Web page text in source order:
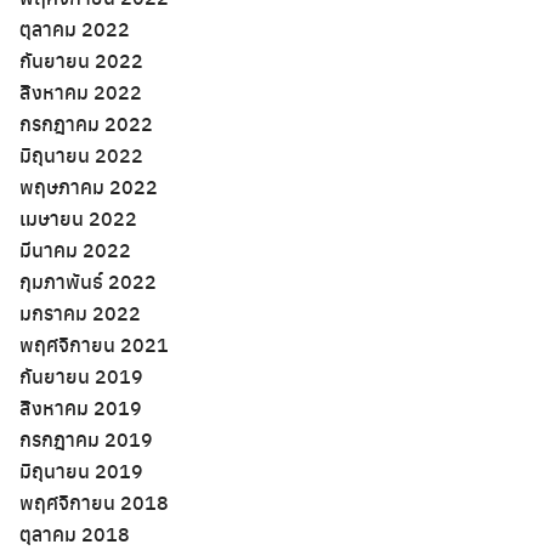
ตุลาคม 2022
กันยายน 2022
สิงหาคม 2022
กรกฎาคม 2022
มิถุนายน 2022
พฤษภาคม 2022
เมษายน 2022
มีนาคม 2022
กุมภาพันธ์ 2022
มกราคม 2022
พฤศจิกายน 2021
กันยายน 2019
สิงหาคม 2019
กรกฎาคม 2019
มิถุนายน 2019
พฤศจิกายน 2018
ตุลาคม 2018